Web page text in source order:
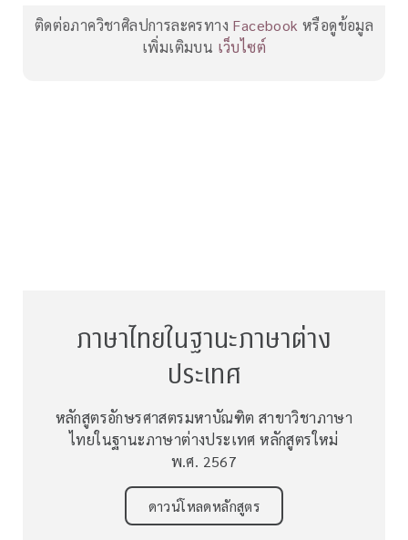
ติดต่อภาควิชาศิลปการละครทาง Facebook หรือดูข้อมูล
เพิ่มเติมบน เว็บไซต์
ภาษาไทยในฐานะภาษาต่าง
ประเทศ
หลักสูตรอักษรศาสตรมหาบัณฑิต สาขาวิชาภาษา
ไทยในฐานะภาษาต่างประเทศ หลักสูตรใหม่
พ.ศ. 2567
ดาวน์โหลดหลักสูตร